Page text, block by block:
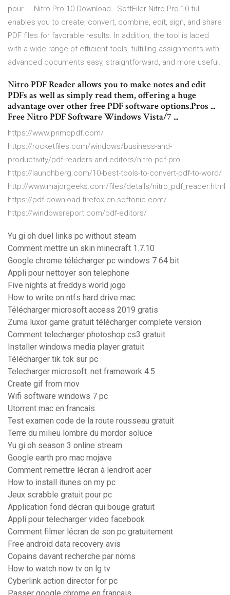
pour ... Nitro Pro 10 Download - SoftFiler Nitro Pro 10 full
enables you to create, convert, combine, edit, sign, and share
PDF files for favorable results. In addition, the tool is laced
with a wide range of efficient tools, fulfilling assignments with
advanced documents easy, straightforward, and more useful.
Nitro PDF Reader allows you to make notes and edit
PDFs as well as simply read them, offering a huge
advantage over other free PDF software options.Pros ...
Free Nitro PDF Software Windows Vista/7 ...
https://www.primopdf.com/
https://rocketfiles.com/windows/business-and-
productivity/pdf-readers-and-editors/nitro-pdf-pro
https://launchberg.com/10-best-tools-to-convert-pdf-to-word/
http://www.majorgeeks.com/files/details/nitro_pdf_reader.html
https://pdf-download-firefox.en.softonic.com/
https://windowsreport.com/pdf-editors/
Yu gi oh duel links pc without steam
Comment mettre un skin minecraft 1.7.10
Google chrome télécharger pc windows 7 64 bit
Appli pour nettoyer son telephone
Five nights at freddys world jogo
How to write on ntfs hard drive mac
Télécharger microsoft access 2019 gratis
Zuma luxor game gratuit télécharger complete version
Comment telecharger photoshop cs3 gratuit
Installer windows media player gratuit
Télécharger tik tok sur pc
Telecharger microsoft .net framework 4.5
Create gif from mov
Wifi software windows 7 pc
Utorrent mac en francais
Test examen code de la route rousseau gratuit
Terre du milieu lombre du mordor soluce
Yu gi oh season 3 online stream
Google earth pro mac mojave
Comment remettre lécran à lendroit acer
How to install itunes on my pc
Jeux scrabble gratuit pour pc
Application fond décran qui bouge gratuit
Appli pour telecharger video facebook
Comment filmer lécran de son pc gratuitement
Free android data recovery avis
Copains davant recherche par noms
How to watch now tv on lg tv
Cyberlink action director for pc